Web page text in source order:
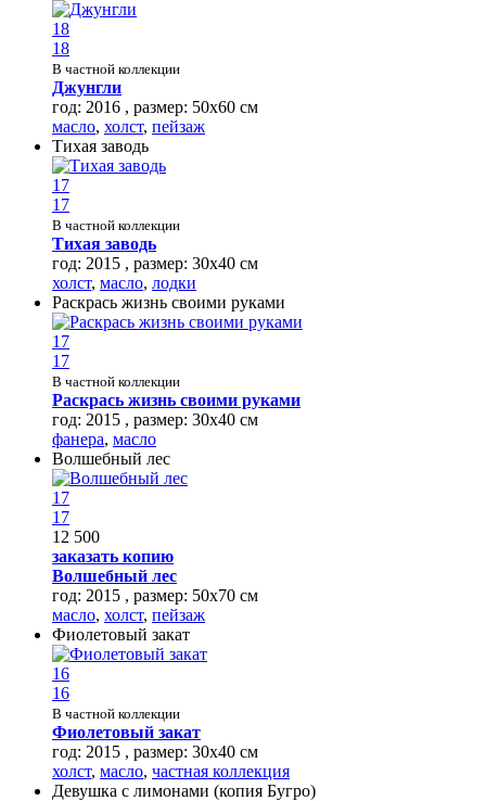
18
18
В частной коллекции
Джунгли
год: 2016 , размер: 50х60 см
масло, холст, пейзаж
Тихая заводь
17
17
В частной коллекции
Тихая заводь
год: 2015 , размер: 30х40 см
холст, масло, лодки
Раскрась жизнь своими руками
17
17
В частной коллекции
Раскрась жизнь своими руками
год: 2015 , размер: 30х40 см
фанера, масло
Волшебный лес
17
17
12 500
заказать копию
Волшебный лес
год: 2015 , размер: 50х70 см
масло, холст, пейзаж
Фиолетовый закат
16
16
В частной коллекции
Фиолетовый закат
год: 2015 , размер: 30х40 см
холст, масло, частная коллекция
Девушка с лимонами (копия Бугро)